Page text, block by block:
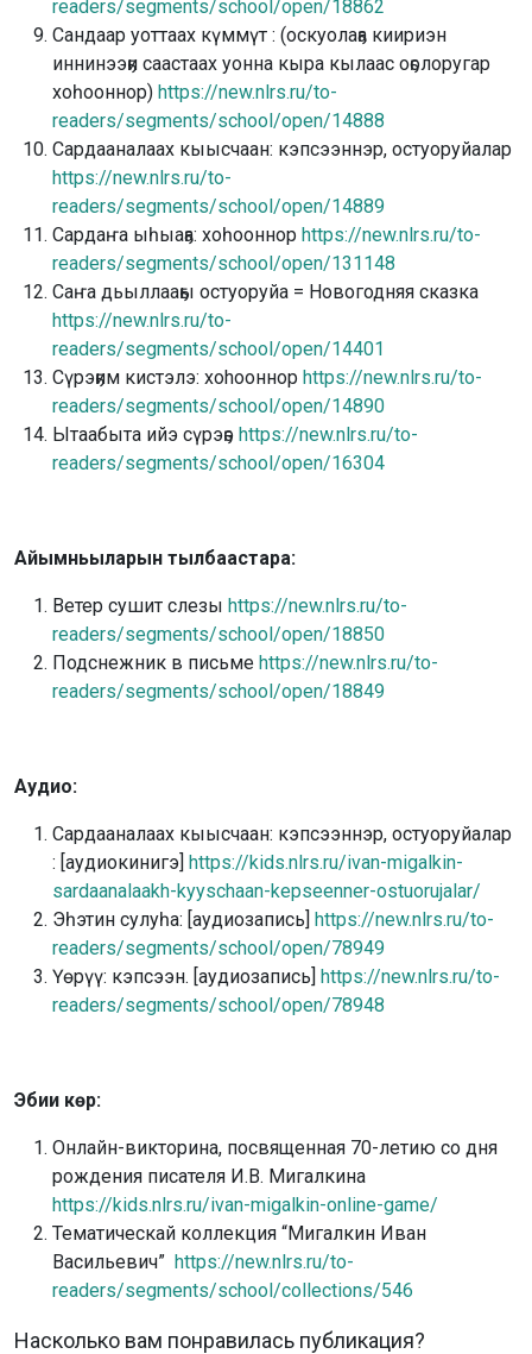
readers/segments/school/open/18862
Сандаар уоттаах күммүт : (оскуолаҕа киириэн
иннинээҕи саастаах уонна кыра кылаас оҕолоругар
хоһооннор) https://new.nlrs.ru/to-
readers/segments/school/open/14888
Сардааналаах кыысчаан: кэпсээннэр, остуоруйалар
https://new.nlrs.ru/to-
readers/segments/school/open/14889
Сардаҥа ыһыаҕа: хоһооннор https://new.nlrs.ru/to-
readers/segments/school/open/131148
Саҥа дьыллааҕы остуоруйа = Новогодняя сказка
https://new.nlrs.ru/to-
readers/segments/school/open/14401
Сүрэҕим кистэлэ: хоhооннор https://new.nlrs.ru/to-
readers/segments/school/open/14890
Ытаабыта ийэ сүрэҕэ https://new.nlrs.ru/to-
readers/segments/school/open/16304
Айымньыларын тылбаастара:
Ветер сушит слезы https://new.nlrs.ru/to-
readers/segments/school/open/18850
Подснежник в письме https://new.nlrs.ru/to-
readers/segments/school/open/18849
Аудио:
Сардааналаах кыысчаан: кэпсээннэр, остуоруйалар
: [аудиокинигэ] https://kids.nlrs.ru/ivan-migalkin-
sardaanalaakh-kyyschaan-kepseenner-ostuorujalar/
Эһэтин сулуһа: [аудиозапись] https://new.nlrs.ru/to-
readers/segments/school/open/78949
Үөрүү: кэпсээн. [аудиозапись] https://new.nlrs.ru/to-
readers/segments/school/open/78948
Эбии көр:
Онлайн-викторина, посвященная 70-летию со дня
рождения писателя И.В. Мигалкина
https://kids.nlrs.ru/ivan-migalkin-online-game/
Тематическай коллекция “Мигалкин Иван
Васильевич” https://new.nlrs.ru/to-
readers/segments/school/collections/546
Насколько вам понравилась публикация?